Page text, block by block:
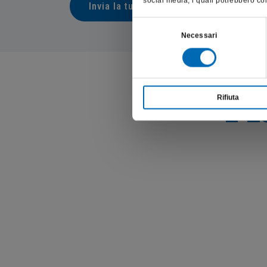
Selezione
Necessari
Rifiuta
Invia la tua domanda al Dr. Tacchini